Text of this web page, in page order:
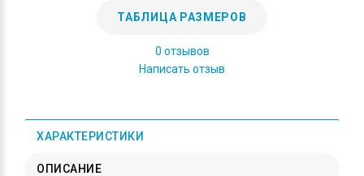
ТАБЛИЦА РАЗМЕРОВ
0 отзывов
Написать отзыв
ХАРАКТЕРИСТИКИ
ОПИСАНИЕ